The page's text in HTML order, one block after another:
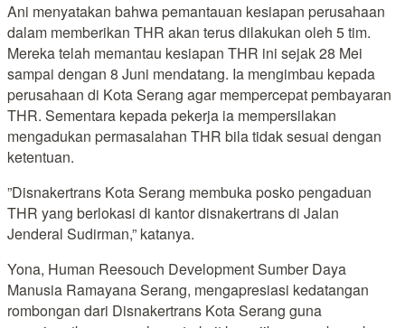
Ani menyatakan bahwa pemantauan kesiapan perusahaan
dalam memberikan THR akan terus dilakukan oleh 5 tim.
Mereka telah memantau kesiapan THR ini sejak 28 Mei
sampai dengan 8 Juni mendatang. Ia mengimbau kepada
perusahaan di Kota Serang agar mempercepat pembayaran
THR. Sementara kepada pekerja ia mempersilakan
mengadukan permasalahan THR bila tidak sesuai dengan
ketentuan.
”Disnakertrans Kota Serang membuka posko pengaduan
THR yang berlokasi di kantor disnakertrans di Jalan
Jenderal Sudirman,” katanya.
Yona, Human Reesouch Development Sumber Daya
Manusia Ramayana Serang, mengapresiasi kedatangan
rombongan dari Disnakertrans Kota Serang guna